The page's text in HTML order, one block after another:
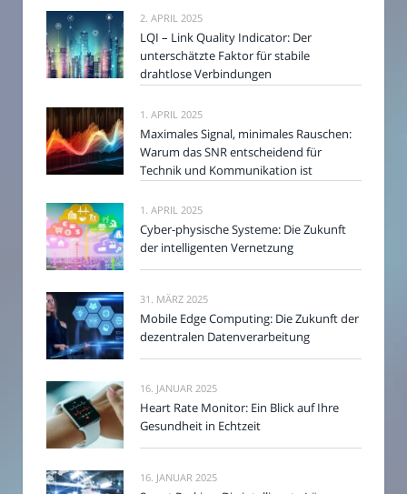
2. APRIL 2025
LQI – Link Quality Indicator: Der
unterschätzte Faktor für stabile
drahtlose Verbindungen
1. APRIL 2025
Maximales Signal, minimales Rauschen:
Warum das SNR entscheidend für
Technik und Kommunikation ist
1. APRIL 2025
Cyber-physische Systeme: Die Zukunft
der intelligenten Vernetzung
31. MÄRZ 2025
Mobile Edge Computing: Die Zukunft der
dezentralen Datenverarbeitung
16. JANUAR 2025
Heart Rate Monitor: Ein Blick auf Ihre
Gesundheit in Echtzeit
16. JANUAR 2025